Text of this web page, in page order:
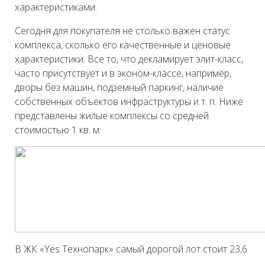
характеристиками.
Сегодня для покупателя не столько важен статус
комплекса, сколько его качественные и ценовые
характеристики. Все то, что декламирует элит-класс,
часто присутствует и в эконом-классе, например,
дворы без машин, подземный паркинг, наличие
собственных объектов инфраструктуры и т. п. Ниже
представлены жилые комплексы со средней
стоимостью 1 кв. м:
В ЖК «Yes Технопарк» самый дорогой лот стоит 23,6